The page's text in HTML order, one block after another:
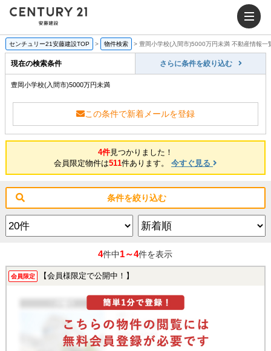
センチュリー21安藤建設TOP > 物件検索 > 豊岡小学校(入間市)5000万円未満 不動産情報一
現在の検索条件 さらに条件を絞り込む
豊岡小学校(入間市)5000万円未満
この条件で新着メールを登録
4件見つかりました！
会員限定物件は511件あります。 今すぐ見る
条件を絞り込む
4件中1～4件を表示
会員限定 【会員様限定で公開中！】